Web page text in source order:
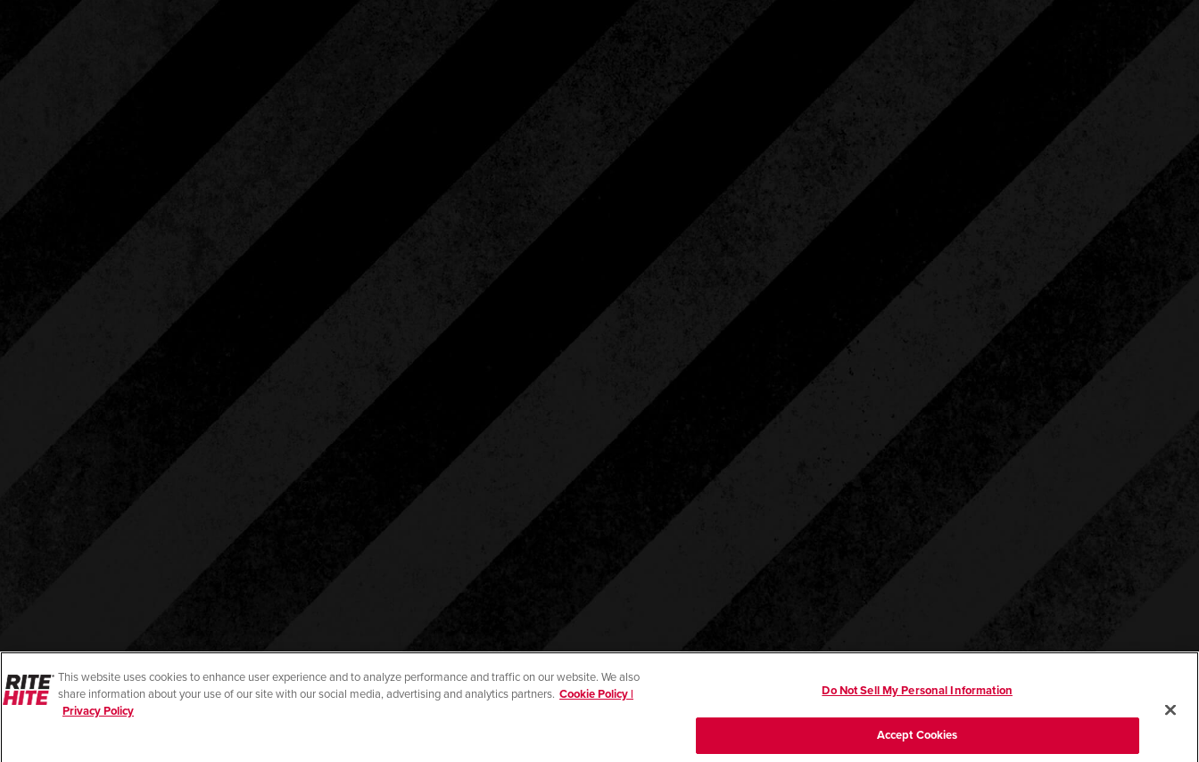
This website uses cookies to enhance user experience and to analyze performance and traffic on our website. We also
share information about your use of our site with our social media, advertising and analytics partners. Cookie Policy |
Privacy Policy
Do Not Sell My Personal Information
Accept Cookies